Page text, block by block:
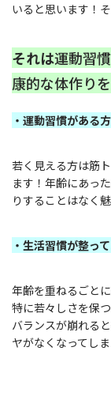
いると思います！
それは運動習
康的な体作り
・運動習慣がある方
若く見える方は筋
ます！年齢にあっ
りすることはなく
・生活習慣が整っ
年齢を重ねるごと
特に若々しさを保
バランスが崩れる
ヤがなくなってしま